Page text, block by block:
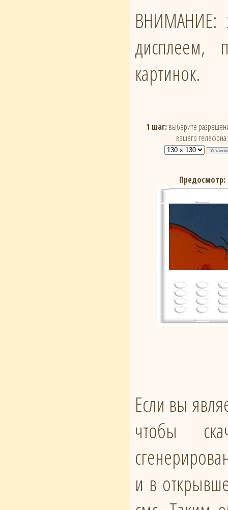
ВНИМАНИЕ:
дисплеем,
картинок.
1 шаг: выберите
вашего телефона:
Предосмотр:
Если вы
чтобы
и в